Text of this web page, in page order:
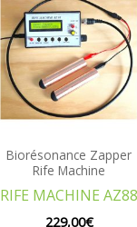
Biorésonance Zapper
Rife Machine
RIFE MACHINE AZ88
229,00€